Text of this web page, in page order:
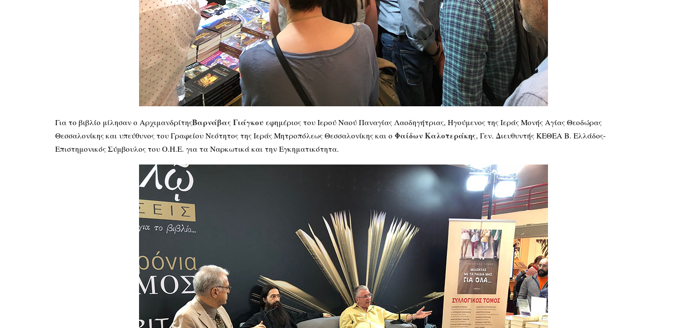
Για το βιβλίο μίλησαν ο ΑρχιμανδρίτηςΒαρνάβας Γιάγκου εφημέριος του Ιερού Ναού Παναγίας Λαοδηγήτριας, Ηγούμενος της Ιεράς Μονής Αγίας Θεοδώρας
Θεσσαλονίκης και υπεύθυνος του Γραφείου Νεότητος της Ιεράς Μητροπόλεως Θεσσαλονίκης και ο Φαίδων Καλοτεράκης, Γεν. Διευθυντής ΚΕΘΕΑ Β. Ελλάδος-
Επιστημονικός Σύμβουλος του Ο.Η.Ε. για τα Ναρκωτικά και την Εγκηματικότητα.